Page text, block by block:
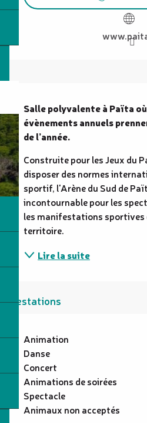
Salle polyvalente à Païta
évènements annuels
de l’année.
Construite pour les Jeux du
disposer des normes
sportif, l'Arène du Sud de
incontournable pour les
les manifestations sportives
territoire.
Lire la suite
Prestations
Animation
Danse
Concert
Animations de soirées
Spectacle
Animaux non acceptés